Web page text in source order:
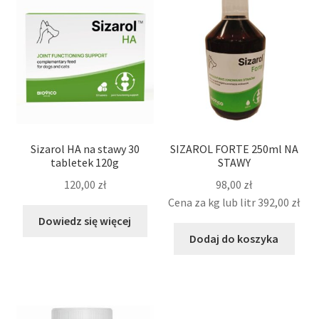
Sizarol HA na stawy 30
tabletek 120g
120,00 zł
Dowiedz się więcej
SIZAROL FORTE 250ml NA
STAWY
98,00 zł
Cena za kg lub litr392,00 zł
Dodaj do koszyka